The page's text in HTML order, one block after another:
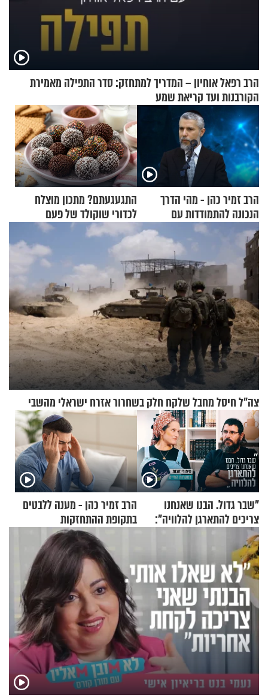
הרב רפאל אוחיון – המדריך למתחזק: סדר התפילה מאמירת
הקורבנות ועד קריאת שמע
הרב זמיר כהן - מהי הדרך
הנכונה להתמודדות עם
אסונות?
התגעגעתם? מתכון מוצלח
לכדורי שוקולד של פעם
צה"ל חיסל מחבל שלקח חלק בשחרור אזרח ישראלי מהשבי
"שבר גדול. הבנו שאנחנו
צריכים להתארגן להלוויה":
זוגיות במבחן, הפעם עם מרים
וגד דנינו
הרב זמיר כהן - מענה ללבטים
בתקופת ההתחזקות